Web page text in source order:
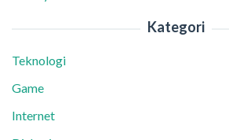
Kategori
Teknologi
Game
Internet